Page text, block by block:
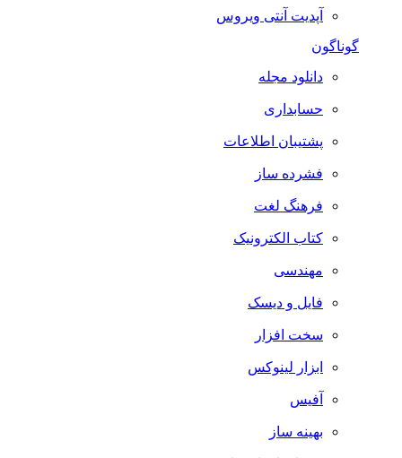
آپدیت آنتی ویروس
گوناگون
دانلود مجله
حسابداری
پشتیبان اطلاعات
فشرده ساز
فرهنگ لغت
کتاب الکترونیک
مهندسی
فایل و دیسک
سخت افزار
ابزار لینوکس
آفیس
بهینه ساز